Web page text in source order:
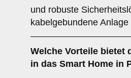
und robuste
kabelgebundene
Welche Vorteile bietet
in das Smart Home in